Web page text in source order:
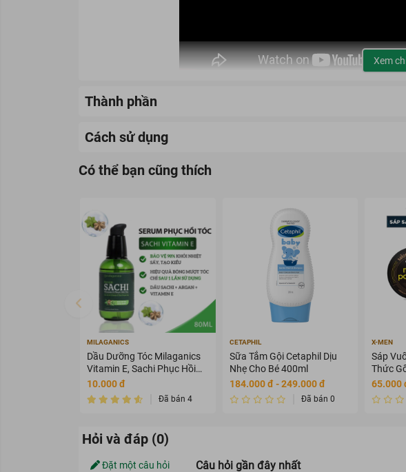
đến sức khỏe và sự cân bằng tự nhiên của làn da.
làn da ngay sau khi sử dụng. Với sự kết hợp hoàn
trở thành một bước quan trọng trong quy trình chăm
Xem
Thành phần
Cách sử dụng
Có thể bạn cũng thích
MILAGANICS
Dầu Dưỡng Tóc Milaganics
Vitamin E, Sachi Phục Hồi
Tóc 80ml
10.000 đ
Đã bán 4
CETAPHIL
Sữa Tắm Gội Cetaphil Dịu
Nhẹ Cho Bé 400ml
184.000 đ - 249.000 đ
Đã bán 0
X-MEN
Sáp
Thức
8H 70g
65.000
Hỏi và đáp (0)
Đặt một câu hỏi Câu hỏi gần đây nhất